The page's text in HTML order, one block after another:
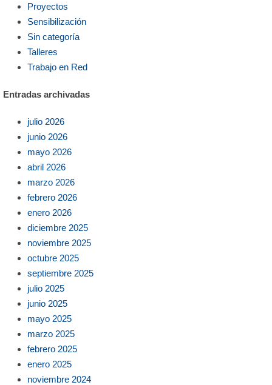
Proyectos
Sensibilización
Sin categoría
Talleres
Trabajo en Red
Entradas archivadas
julio 2026
junio 2026
mayo 2026
abril 2026
marzo 2026
febrero 2026
enero 2026
diciembre 2025
noviembre 2025
octubre 2025
septiembre 2025
julio 2025
junio 2025
mayo 2025
marzo 2025
febrero 2025
enero 2025
noviembre 2024